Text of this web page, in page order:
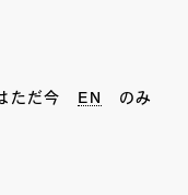
ただ今 EN
のみ